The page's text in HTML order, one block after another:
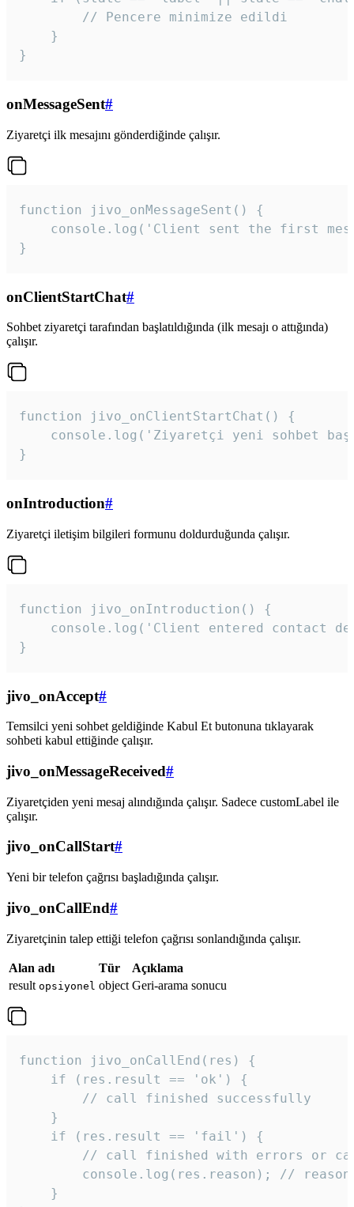
        // Pencere minimize edildi
    }
}
onMessageSent#
Ziyaretçi ilk mesajını gönderdiğinde çalışır.
function jivo_onMessageSent() {
console.log('Client sent the first
}
onClientStartChat#
Sohbet ziyaretçi tarafından başlatıldığında (ilk mesajı o attığında)
çalışır.
function jivo_onClientStartChat() {
console.log('Ziyaretçi yeni sohbet
}
onIntroduction#
Ziyaretçi iletişim bilgileri formunu doldurduğunda çalışır.
function jivo_onIntroduction() {
console.log('Client entered contact
}
jivo_onAccept#
Temsilci yeni sohbet geldiğinde Kabul Et butonuna tıklayarak
sohbeti kabul ettiğinde çalışır.
jivo_onMessageReceived#
Ziyaretçiden yeni mesaj alındığında çalışır. Sadece customLabel ile
çalışır.
jivo_onCallStart#
Yeni bir telefon çağrısı başladığında çalışır.
jivo_onCallEnd#
Ziyaretçinin talep ettiği telefon çağrısı sonlandığında çalışır.
Alan adı Tür
Açıklama
result opsiyonel object Geri-arama sonucu
function jivo_onCallEnd(res) {
    if (res.result == 'ok') {
        // call finished successfully
    }
    if (res.result == 'fail') {
// call finished with errors or
console.log(res.reason); //
    }